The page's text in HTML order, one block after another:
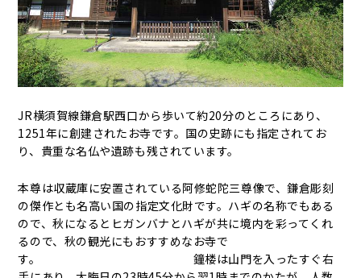
JR横須賀線鎌倉駅西口から歩いて約20分のところにあり、
1251年に創建されたお寺です。国の史跡にも指定されてお
り、貴重な名仏や遺跡も残されています。
本尊は収蔵庫に安置されている阿修蛇陀三尊像で、鎌倉彫刻
の傑作とも名高い国の指定文化財です。ハギの名称でもある
ので、秋になるとヒガンバナとハギが共に境内を彩ってくれ
るので、秋の観光にもおすすめなお寺で
す。 鐘楼は山門を入ったすぐ右